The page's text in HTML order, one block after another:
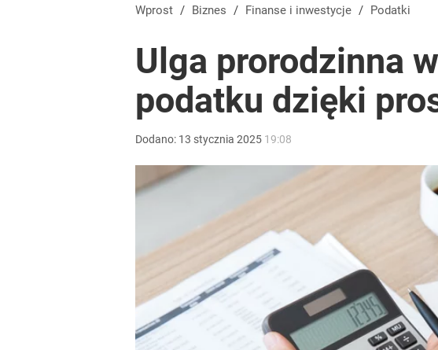
Wprost / Biznes / Finanse i inwestycje / Podatki
Ulga prorodzinna
podatku dzięki
Dodano: 13 stycznia 2025 19:08